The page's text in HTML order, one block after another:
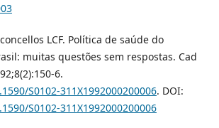
LCF. Política de saúde do
muitas questões sem respostas. Cad
6.
S0102-311X1992000200006. DOI:
S0102-311X1992000200006